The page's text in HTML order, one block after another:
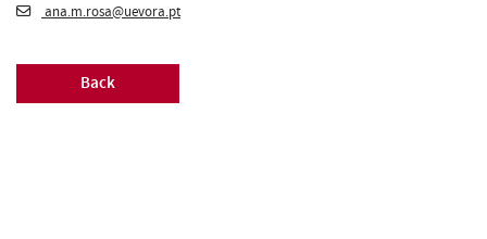
ana.m.rosa@uevora.pt
Back